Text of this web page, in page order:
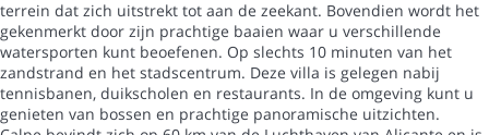
terrein dat zich uitstrekt tot aan de zeekant. Bovendien wordt het
gekenmerkt door zijn prachtige baaien waar u verschillende
watersporten kunt beoefenen. Op slechts 10 minuten van het
zandstrand en het stadscentrum. Deze villa is gelegen nabij
tennisbanen, duikscholen en restaurants. In de omgeving kunt u
genieten van bossen en prachtige panoramische uitzichten.